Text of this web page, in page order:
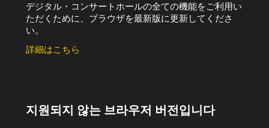
デジタル・コンサートホールの全ての機能をご利用い
ただくために、ブラウザを最新版に更新してくださ
い。
詳細はこちら
지원되지 않는 브라우저 버전입니다